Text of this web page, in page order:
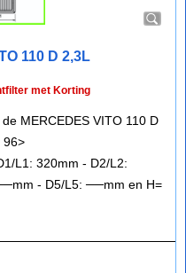
110 D 2,3L
met Korting
MERCEDES VITO 110 D
96>
L1: 320mm - D2/L2:
- D5/L5: ──mm en H=